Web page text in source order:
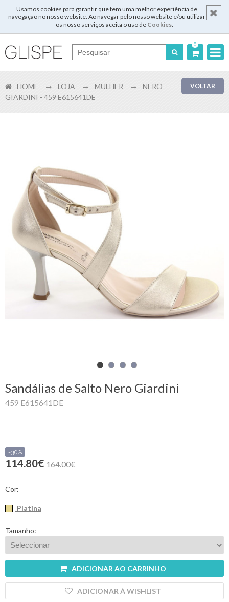
Usamos cookies para garantir que tem uma melhor experiência de
navegação no nosso website. Ao navegar pelo nosso website e/ou utilizar
os nosso serviços aceita o uso de Cookies.
0
English
Login
Registar
Carrinho
de
compras
Glispe
Mulher
Marcas
Outlet
VOLTAR
HOME LOJA MULHER
NERO
GIARDINI - 459 E615641DE
Sandálias de Salto Nero Giardini
459 E615641DE
-30%
114.80€ 164.00€
Cor:
Platina
Tamanho:
ADICIONAR AO CARRINHO
ADICIONAR À WISHLIST